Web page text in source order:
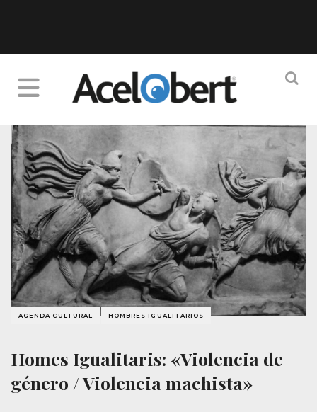
AGENDA CULTURAL HOMBRES IGUALITARIOS
Homes Igualitaris: «Violencia de
género / Violencia machista»